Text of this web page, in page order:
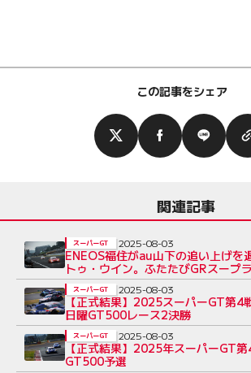
この記事をシェア
関連記事
ENEOS福住がau山下の追い上げを
トゥ・ウイン。ふたたびGRスープ
【GT500日曜レース2レポート】
スーパーGT 2025-08-03
【正式結果】2025スーパーGT第4
日曜GT500レース2決勝
スーパーGT 2025-08-03
【正式結果】2025年スーパーGT
GT500予選
スーパーGT 2025-08-03